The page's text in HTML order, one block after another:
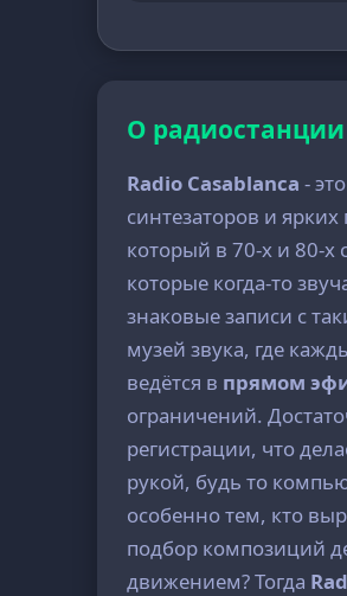
О радиостанции
Radio Casablanca -
синтезаторов и
который в 70-х и 80-
которые когда-то
знаковые записи с
музей звука, где
ведётся в прямом
ограничений.
регистрации, что
рукой, будь то
особенно тем, кто
подбор композиций
движением? Тогда